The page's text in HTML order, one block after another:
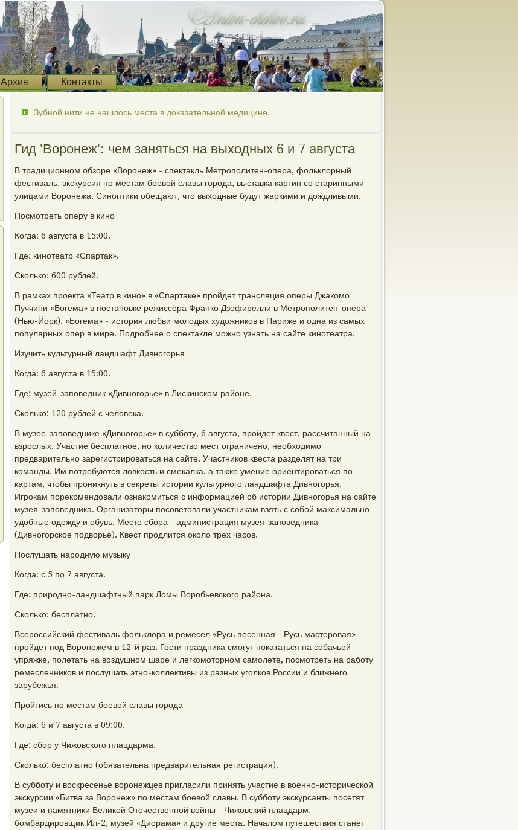
Архив Контакты
Зубной нити не нашлось места в доказательной медицине.
Гид 'Воронеж': чем заняться на выходных 6 и 7 августа
В традиционном обзоре «Воронеж» - спектакль Метрополитен-опера, фольклорный
фестиваль, экскурсия по местам боевой славы города, выставка картин со старинными
улицами Воронежа. Синоптики обещают, что выходные будут жаркими и дождливыми.
Посмотреть оперу в кино
Когда: 6 августа в 15:00.
Где: кинотеатр «Спартак».
Сколько: 600 рублей.
В рамках проекта «Театр в кино» в «Спартаке» пройдет трансляция оперы Джакомо
Пуччини «Богема» в постановке режиссера Франко Дзефирелли в Метрополитен-опера
(Нью-Йорк). «Богема» - история любви молодых художников в Париже и одна из самых
популярных опер в мире. Подробнее о спектакле можно узнать на сайте кинотеатра.
Изучить культурный ландшафт Дивногорья
Когда: 6 августа в 15:00.
Где: музей-заповедник «Дивногорье» в Лискинском районе.
Сколько: 120 рублей с человека.
В музее-заповеднике «Дивногорье» в субботу, 6 августа, пройдет квест, рассчитанный на
взрослых. Участие бесплатное, но количество мест ограничено, необходимо
предварительно зарегистрироваться на сайте. Участников квеста разделят на три
команды. Им потребуются ловкость и смекалка, а также умение ориентироваться по
картам, чтобы проникнуть в секреты истории культурного ландшафта Дивногорья.
Игрокам порекомендовали ознакомиться с информацией об истории Дивногорья на сайте
музея-заповедника. Организаторы посоветовали участникам взять с собой максимально
удобные одежду и обувь. Место сбора - администрация музея-заповедника
(Дивногорское подворье). Квест продлится около трех часов.
Послушать народную музыку
Когда: с 5 по 7 августа.
Где: природно-ландшафтный парк Ломы Воробьевского района.
Сколько: бесплатно.
Всероссийский фестиваль фольклора и ремесел «Русь песенная - Русь мастеровая»
пройдет под Воронежем в 12-й раз. Гости праздника смогут покататься на собачьей
упряжке, полетать на воздушном шаре и легкомоторном самолете, посмотреть на работу
ремесленников и послушать этно-коллективы из разных уголков России и ближнего
зарубежья.
Пройтись по местам боевой славы города
Когда: 6 и 7 августа в 09:00.
Где: сбор у Чижовского плацдарма.
Сколько: бесплатно (обязательна предварительная регистрация).
В субботу и воскресенье воронежцев пригласили принять участие в военно-исторической
экскурсии «Битва за Воронеж» по местам боевой славы. В субботу экскурсанты посетят
музеи и памятники Великой Отечественной войны - Чижовский плацдарм,
бомбардировщик Ил-2, музей «Диорама» и другие места. Началом путешествия станет